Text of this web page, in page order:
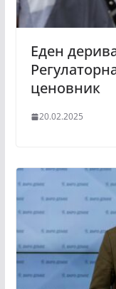
Еден
ценовник
20.02.2025